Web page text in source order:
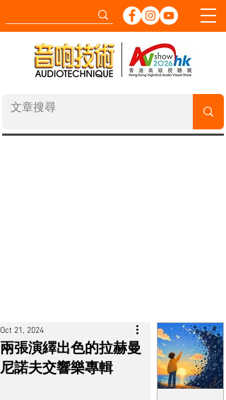
兩張演繹出色的拉赫曼
尼諾夫交響樂專輯
Oct 21, 2024